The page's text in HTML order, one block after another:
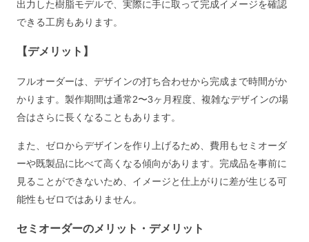
出力した樹脂モデルで、実際に手に取って完成イメージを確認
できる工房もあります。
【デメリット】
フルオーダーは、デザインの打ち合わせから完成まで時間がか
かります。製作期間は通常2〜3ヶ月程度、複雑なデザインの場
合はさらに長くなることもあります。
また、ゼロからデザインを作り上げるため、費用もセミオーダ
ーや既製品に比べて高くなる傾向があります。完成品を事前に
見ることができないため、イメージと仕上がりに差が生じる可
能性もゼロではありません。
セミオーダーのメリット・デメリット